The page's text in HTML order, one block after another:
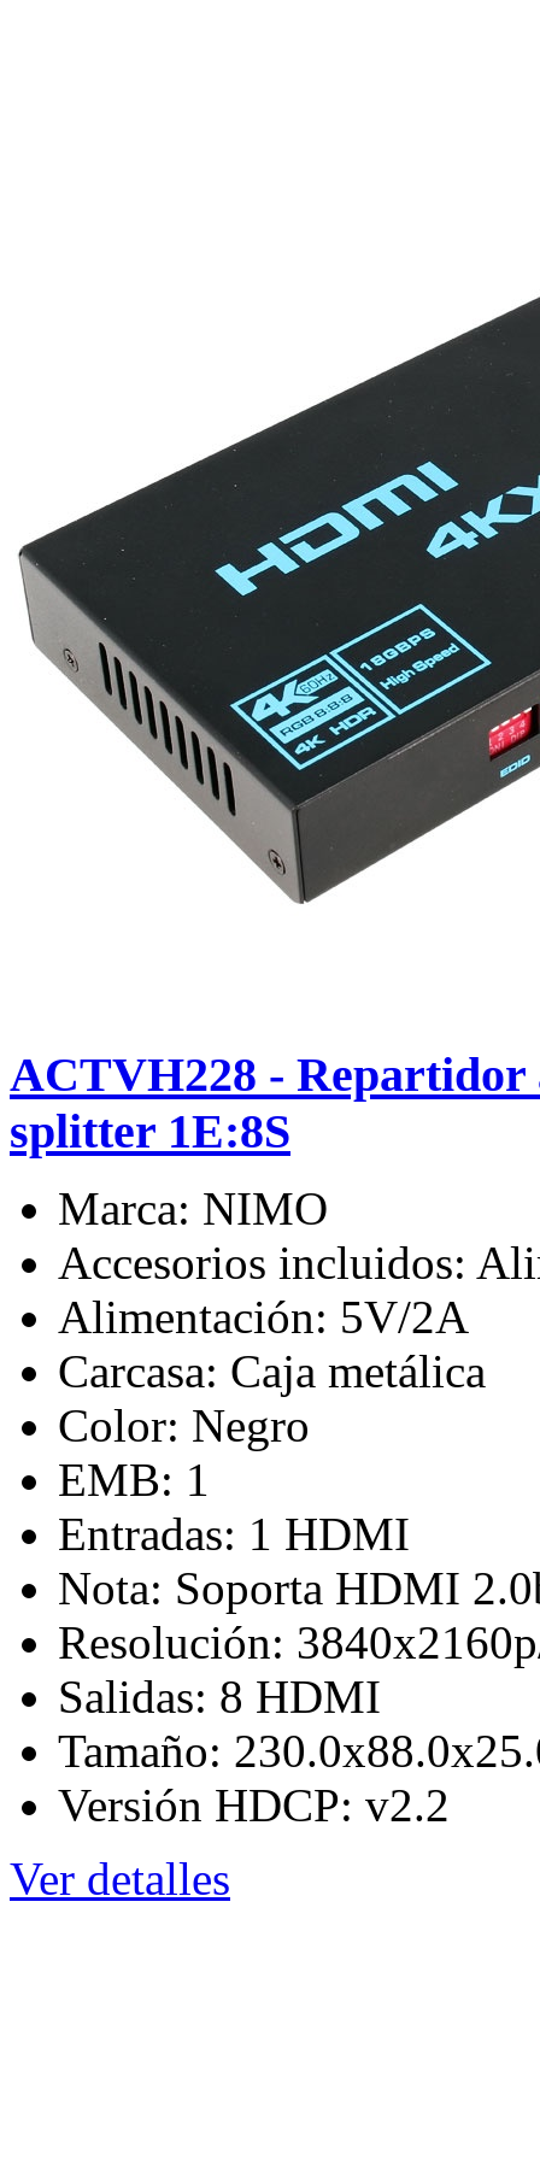
ACTVH228 - Repartidor
splitter 1E:8S
Marca: NIMO
Accesorios incluidos:
Alimentación: 5V/2A
Carcasa: Caja metálica
Color: Negro
EMB: 1
Entradas: 1 HDMI
Nota: Soporta HDMI
Resolución:
Salidas: 8 HDMI
Tamaño:
Versión HDCP: v2.2
Ver detalles